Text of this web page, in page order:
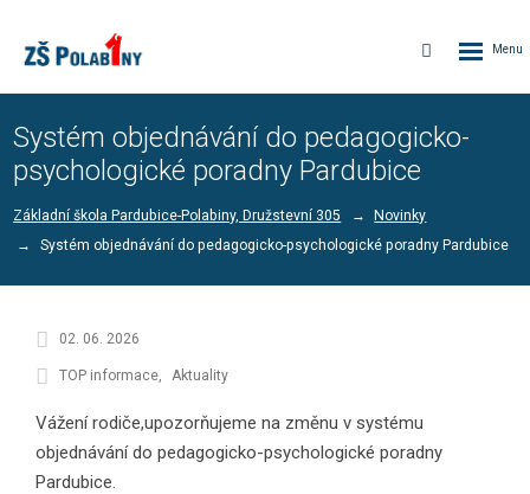
Vyhledávání
Systém objednávání do pedagogicko-
psychologické poradny Pardubice
Základní škola Pardubice-Polabiny, Družstevní 305
Novinky
Systém objednávání do pedagogicko-psychologické poradny Pardubice
02. 06. 2026
TOP informace Aktuality
Vážení rodiče,upozorňujeme na změnu v systému
objednávání do pedagogicko-psychologické poradny
Pardubice.